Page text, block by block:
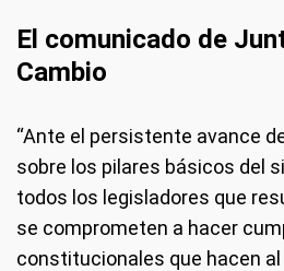
El comunicado de
Cambio
“Ante el persistente avance
sobre los pilares básicos del
todos los legisladores que
se comprometen a hacer
constitucionales que hacen